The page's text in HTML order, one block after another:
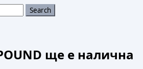
ще е налична